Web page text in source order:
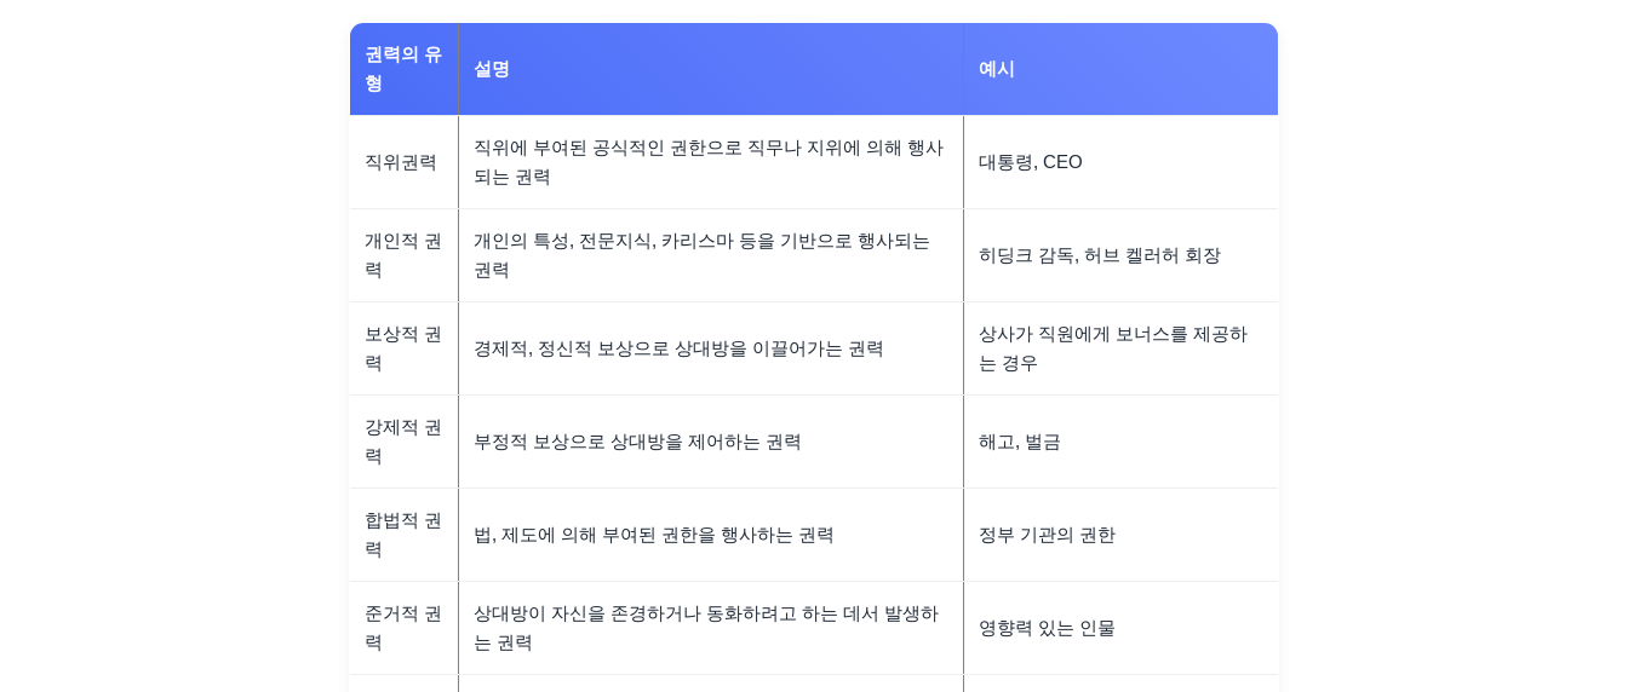
권력의 유
형
설명 예시
직위권력
직위에 부여된 공식적인 권한으로 직무나 지위에 의해 행사
되는 권력
대통령, CEO
개인적 권
력
개인의 특성, 전문지식, 카리스마 등을 기반으로 행사되는
권력
히딩크 감독, 허브 켈러허 회장
보상적 권
력
경제적, 정신적 보상으로 상대방을 이끌어가는 권력
상사가 직원에게 보너스를 제공하
는 경우
강제적 권
력
부정적 보상으로 상대방을 제어하는 권력 해고, 벌금
합법적 권
력
법, 제도에 의해 부여된 권한을 행사하는 권력 정부 기관의 권한
준거적 권
력
상대방이 자신을 존경하거나 동화하려고 하는 데서 발생하
는 권력
영향력 있는 인물